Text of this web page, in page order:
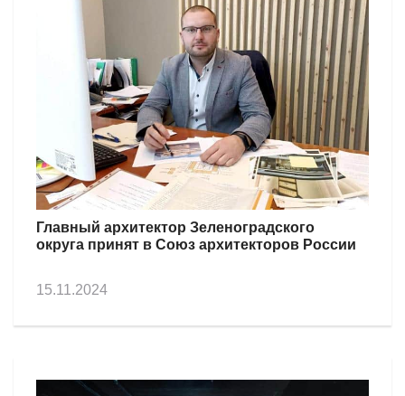
Главный архитектор Зеленоградского
округа принят в Союз архитекторов России
15.11.2024